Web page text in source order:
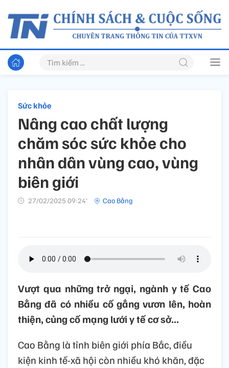
Sức khỏe
Nâng cao chất lượng
chăm sóc sức khỏe cho
nhân dân vùng cao, vùng
biên giới
27/02/2025 09:24’ Cao Bằng
Vượt qua những trở ngại, ngành y tế Cao
Bằng đã có nhiều cố gắng vươn lên, hoàn
thiện, củng cố mạng lưới y tế cơ sở...
Cao Bằng là tỉnh biên giới phía Bắc, điều
kiện kinh tế-xã hội còn nhiều khó khăn, đặc